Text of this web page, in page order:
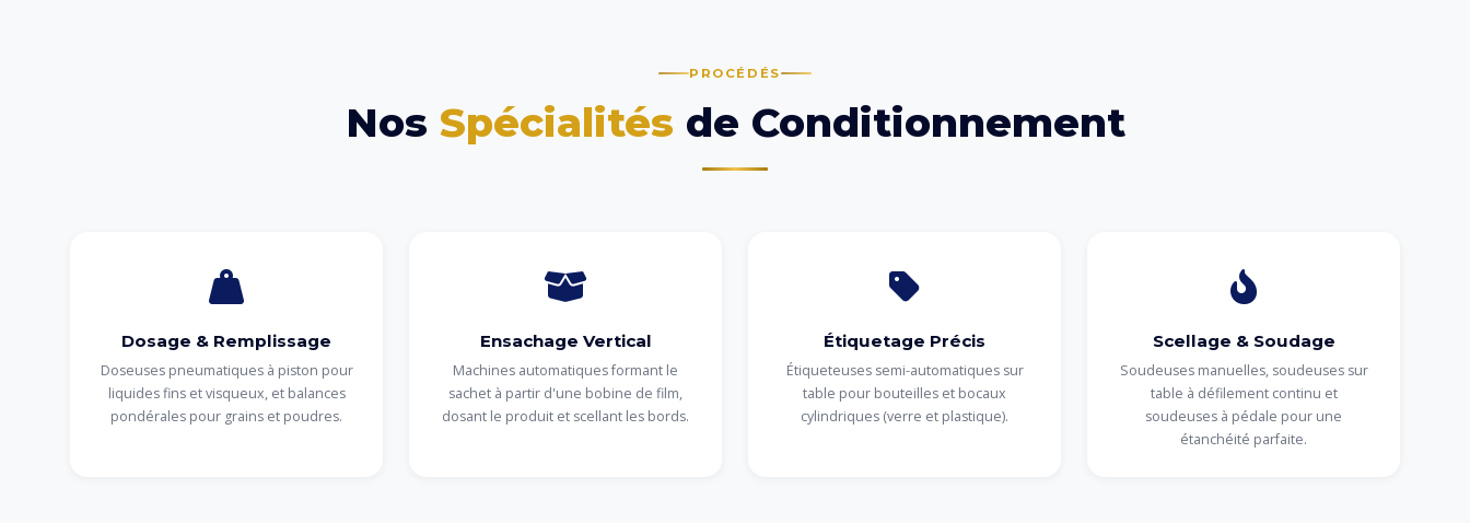
PROCÉDÉS
Nos Spécialités de Conditionnement
Dosage & Remplissage
Doseuses pneumatiques à piston pour
liquides fins et visqueux, et balances
pondérales pour grains et poudres.
Ensachage Vertical
Machines automatiques formant le
sachet à partir d'une bobine de film,
dosant le produit et scellant les bords.
Étiquetage Précis
Étiqueteuses semi-automatiques sur
table pour bouteilles et bocaux
cylindriques (verre et plastique).
Scellage & Soudage
Soudeuses manuelles, soudeuses sur
table à défilement continu et
soudeuses à pédale pour une
étanchéité parfaite.